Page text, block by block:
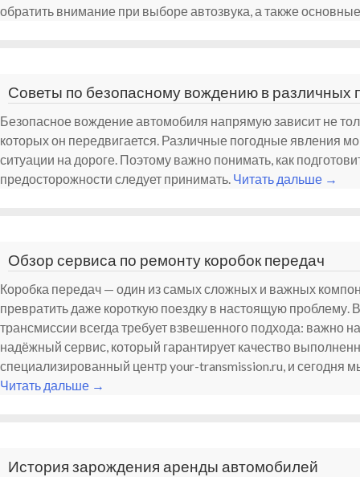
обратить внимание при выборе автозвука, а также
Советы по безопасному вождению в различных
Безопасное вождение автомобиля напрямую зависит не
которых он передвигается. Различные погодные явления
ситуации на дороге. Поэтому важно понимать, как
предосторожности следует принимать. Читать дальше →
Обзор сервиса по ремонту коробок передач
Коробка передач — один из самых сложных и важных
превратить даже короткую поездку в настоящую
трансмиссии всегда требует взвешенного подхода: важно
надёжный сервис, который гарантирует качество
специализированный центр your-transmission.ru, и сегодня
Читать дальше →
История зарождения аренды автомобилей